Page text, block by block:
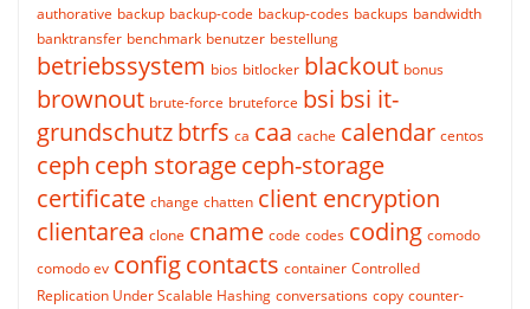
authorative backup backup-code backup-codes backups bandwidth
banktransfer benchmark benutzer bestellung
betriebssystem bios bitlocker blackout bonus
brownout brute-force bruteforce bsi bsi it-
grundschutzbtrfs ca caa cache calendar centos
ceph ceph storageceph-storage
certificate change chatten client encryption
clientarea clone cname code codes coding comodo
comodo ev configcontacts container Controlled
Replication Under Scalable Hashing conversations copy counter-